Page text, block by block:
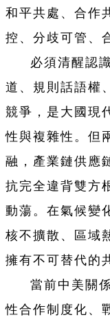
和平共處、合作
控、分歧可管、
必須清醒認
道、規則話語權
競爭，是大國現
性與複雜性。但
融，產業鏈供應
抗完全違背雙方
動蕩。在氣候變
核不擴散、區域
擁有不可替代的
當前中美關
性合作制度化、